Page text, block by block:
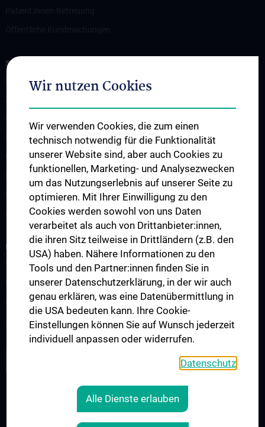
STUDIES, TRAINING AND FURTHER EDUCATION
Humanmedizin – N202
Klinisch Praktisches Jahr
Freie Wahlfächer
Diplomarbeit
Fachärzt:innenausbildung
Atlas der guten Lehre
RESEARCH
World class in research
Research focus & working groups
Cooperations & Research Organizations
Award ceremonies and awards
Wir nutzen Cookies
Wir verwenden Cookies, die zum einen
technisch notwendig für die Funktionalität
unserer Website sind, aber auch Cookies zu
funktionellen, Marketing- und Analysezwecken
um das Nutzungserlebnis auf unserer Seite zu
optimieren. Mit Ihrer Einwilligung zu den
Cookies werden sowohl von uns Daten
verarbeitet als auch von Drittanbieter:innen,
die ihren Sitz teilweise in Drittländern (z.B. den
USA) haben. Nähere Informationen zu den
Tools und den Partner:innen finden Sie in
unserer Datenschutzerklärung, in der wir auch
genau erklären, was eine Datenübermittlung in
die USA bedeuten kann. Ihre Cookie-
Einstellungen können Sie auf Wunsch jederzeit
individuell anpassen oder widerrufen.
Datenschutz
Alle Dienste erlauben